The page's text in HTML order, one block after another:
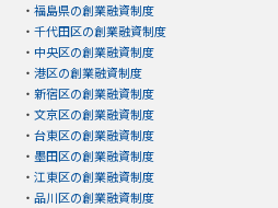
・ 福島県の創業融資制度
・ 千代田区の創業融資制度
・ 中央区の創業融資制度
・ 港区の創業融資制度
・ 新宿区の創業融資制度
・ 文京区の創業融資制度
・ 台東区の創業融資制度
・ 墨田区の創業融資制度
・ 江東区の創業融資制度
・ 品川区の創業融資制度